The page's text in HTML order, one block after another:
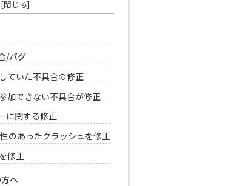
/バグ
ていた不具合の修正
加できない不具合が修正
に関する修正
のあったクラッシュを修正
修正
へ